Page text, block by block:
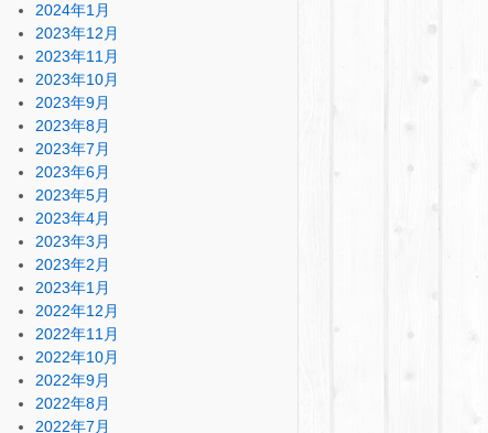
2024年1月
2023年12月
2023年11月
2023年10月
2023年9月
2023年8月
2023年7月
2023年6月
2023年5月
2023年4月
2023年3月
2023年2月
2023年1月
2022年12月
2022年11月
2022年10月
2022年9月
2022年8月
2022年7月